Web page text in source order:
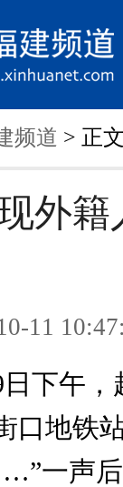
频道 > 正文
外
11
午，
口地铁
一声